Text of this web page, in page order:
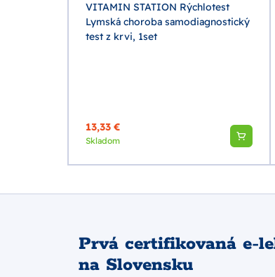
VITAMIN STATION Rýchlotest
Lymská choroba samodiagnostický
test z krvi, 1set
13,33 €
Skladom
Prvá certifikovaná e-
na Slovensku